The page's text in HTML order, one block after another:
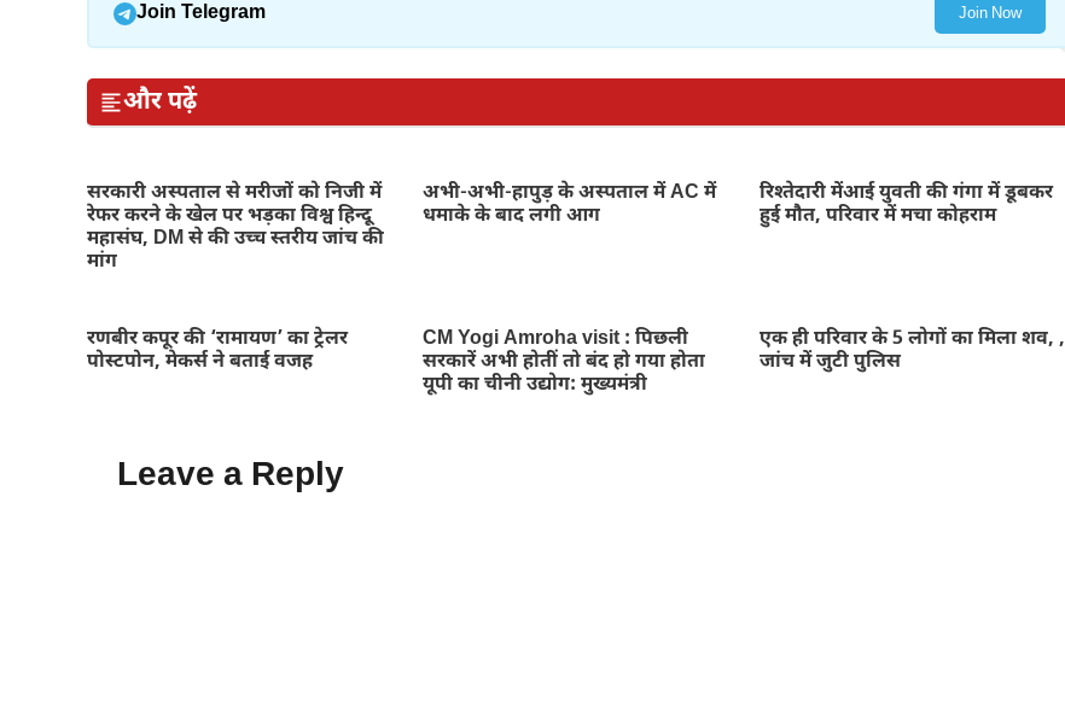
Join Telegram Join Now
और पढ़ें
सरकारी अस्पताल से मरीजों को निजी में
रेफर करने के खेल पर भड़का विश्व हिन्दू
महासंघ, DM से की उच्च स्तरीय जांच की
मांग
अभी-अभी-हापुड़ के अस्पताल में AC में
धमाके के बाद लगी आग
रिश्तेदारी मेंआई युवती की गंगा में डूबकर
हुई मौत, परिवार में मचा कोहराम
रणबीर कपूर की ‘रामायण’ का ट्रेलर
पोस्टपोन, मेकर्स ने बताई वजह
CM Yogi Amroha visit : पिछली
सरकारें अभी होतीं तो बंद हो गया होता
यूपी का चीनी उद्योग: मुख्यमंत्री
एक ही परिवार के 5 लोगों का मिला शव, ,
जांच में जुटी पुलिस
Leave a Reply